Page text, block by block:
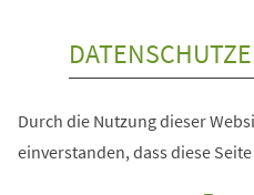
Durch die Nutzung dieser
einverstanden, dass diese